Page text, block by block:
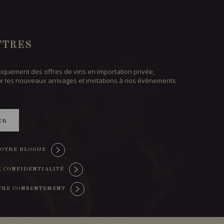
des offres de vins en importation privée,
les nouveaux arrivages et invitations à nos événements
BLOGUE
CONFIDENTIALITÉ
CONSENTEMENT